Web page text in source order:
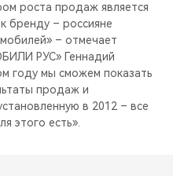
роста продаж является
бренду – россияне
– отмечает
РУС» Геннадий
году мы сможем показать
продаж и
в 2012 – все
этого есть».